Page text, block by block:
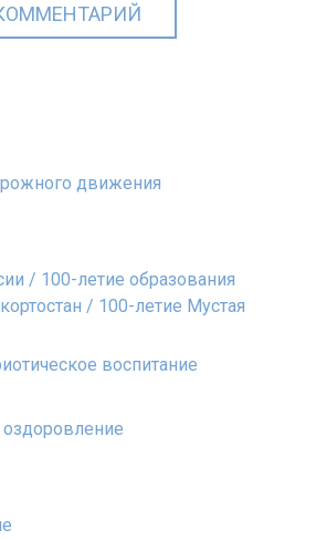
движения
/ 100-летие образования
/ 100-летие Мустая
воспитание